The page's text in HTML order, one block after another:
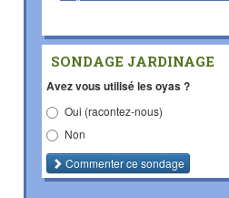
SONDAGE JARDINAGE
Avez vous utilisé les oyas ?
Oui (racontez-nous)
Non
Commenterce sondage